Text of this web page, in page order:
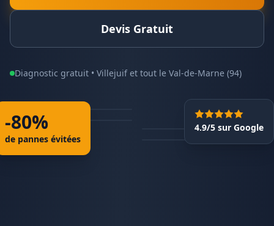
Devis Gratuit
Diagnostic gratuit • Villejuifet tout le Val-de-Marne (94)
-80%
de pannes évitées
4.9/5 sur Google